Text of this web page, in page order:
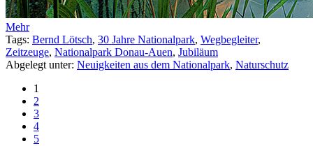
Mehr
Tags: Bernd Lötsch, 30 Jahre Nationalpark, Wegbegleiter,
Zeitzeuge, Nationalpark Donau-Auen, Jubiläum
Abgelegt unter: Neuigkeiten aus dem Nationalpark, Naturschutz
1
2
3
4
5